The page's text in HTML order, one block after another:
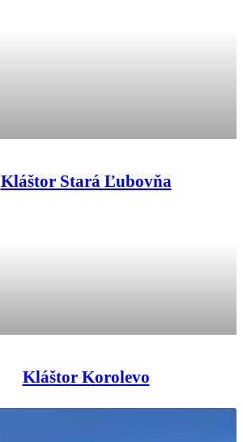
Kláštor Stará Ľubovňa
Kláštor Korolevo